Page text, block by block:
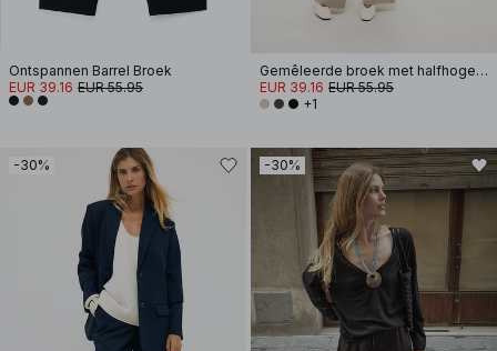
Ontspannen Barrel Broek
EUR 39.16 EUR 55.95
Gemêleerde broek met halfhoge taille
EUR 39.16 EUR 55.95
+1
-30% -30%